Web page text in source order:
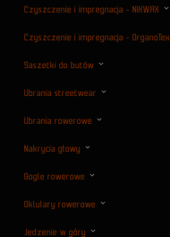
Czyszczenie i impregnacja - NIKWAX
Czyszczenie i impregnacja - OrganoTex
Saszetki do butów
Ubrania streetwear
Ubrania rowerowe
Nakrycia głowy
Gogle rowerowe
Oklulary rowerowe
Jedzenie w góry